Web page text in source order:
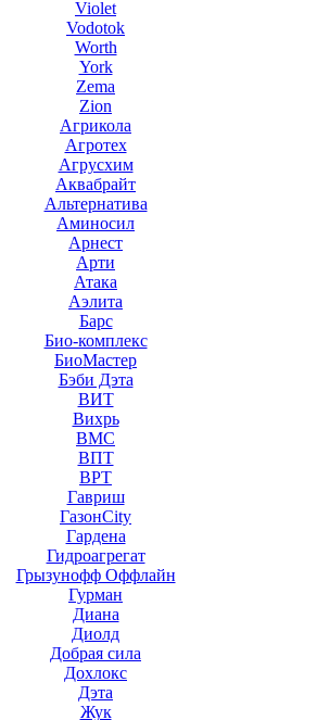
Violet
Vodotok
Worth
York
Zema
Zion
Агрикола
Агротех
Агрусхим
Аквабрайт
Альтернатива
Аминосил
Арнест
Арти
Атака
Аэлита
Барс
Био-комплекс
БиоМастер
Бэби Дэта
ВИТ
Вихрь
ВМС
ВПТ
ВРТ
Гавриш
ГазонCity
Гардена
Гидроагрегат
Грызунофф Оффлайн
Гурман
Диана
Диолд
Добрая сила
Дохлокс
Дэта
Жук